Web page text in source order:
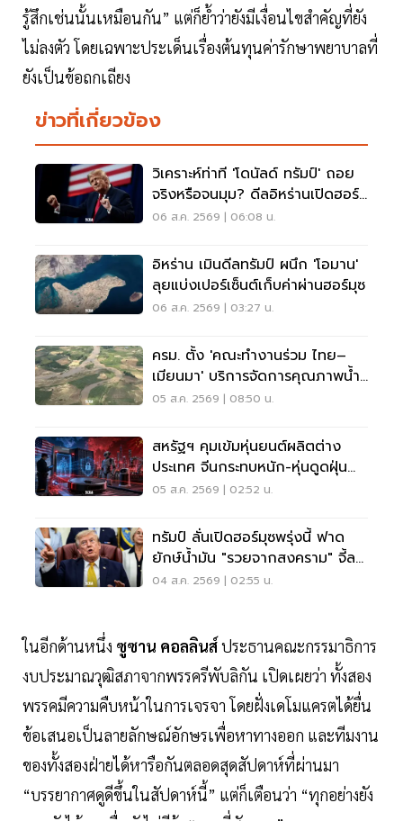
รู้สึกเช่นนั้นเหมือนกัน” แต่ก็ย้ำว่ายังมีเงื่อนไขสำคัญที่ยัง
ไม่ลงตัว โดยเฉพาะประเด็นเรื่องต้นทุนค่ารักษาพยาบาลที่
ยังเป็นข้อถกเถียง
ข่าวที่เกี่ยวข้อง
วิเคราะห์ท่าที 'โดนัลด์ ทรัมป์' ถอย
จริงหรือจนมุม? ดีลอิหร่านเปิดฮอร์
มุซ
06 ส.ค. 2569 | 06:08 น.
อิหร่าน เมินดีลทรัมป์ ผนึก 'โอมาน'
ลุยแบ่งเปอร์เซ็นต์เก็บค่าผ่านฮอร์มุซ
06 ส.ค. 2569 | 03:27 น.
ครม. ตั้ง 'คณะทำงานร่วม ไทย–
เมียนมา' บริการจัดการคุณภาพน้ำ
ข้ามแดน
05 ส.ค. 2569 | 08:50 น.
สหรัฐฯ คุมเข้มหุ่นยนต์ผลิตต่าง
ประเทศ จีนกระทบหนัก-หุ่นดูดฝุ่น
โดนด้วย
05 ส.ค. 2569 | 02:52 น.
ทรัมป์ ลั่นเปิดฮอร์มุซพรุ่งนี้ ฟาด
ยักษ์น้ำมัน "รวยจากสงคราม" จี้ลด
ราคาด่วน
04 ส.ค. 2569 | 02:55 น.
ในอีกด้านหนึ่ง ซูซาน คอลลินส์ประธานคณะกรรมาธิการ
งบประมาณวุฒิสภาจากพรรครีพับลิกัน เปิดเผยว่า ทั้งสอง
พรรคมีความคืบหน้าในการเจรจา โดยฝั่งเดโมแครตได้ยื่น
ข้อเสนอเป็นลายลักษณ์อักษรเพื่อหาทางออก และทีมงาน
ของทั้งสองฝ่ายได้หารือกันตลอดสุดสัปดาห์ที่ผ่านมา
“บรรยากาศดูดีขึ้นในสัปดาห์นี้” แต่ก็เตือนว่า “ทุกอย่างยัง